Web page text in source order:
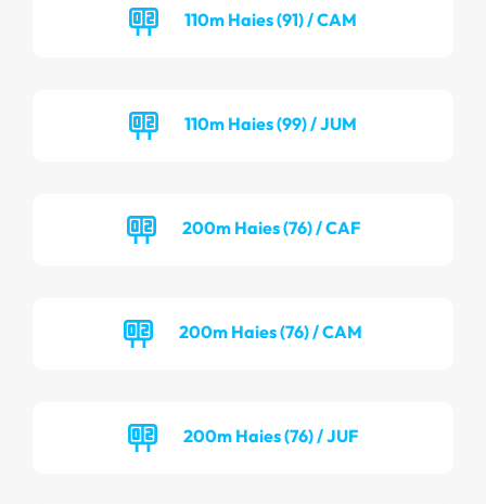
110m Haies (91) / CAM
110m Haies (99) / JUM
200m Haies (76) / CAF
200m Haies (76) / CAM
200m Haies (76) / JUF